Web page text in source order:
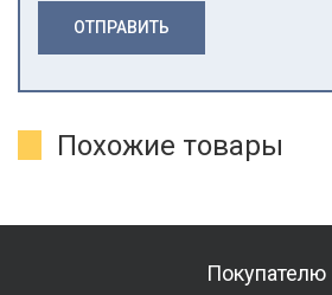
ОТПРАВИТЬ
Похожие товары
Покупателю